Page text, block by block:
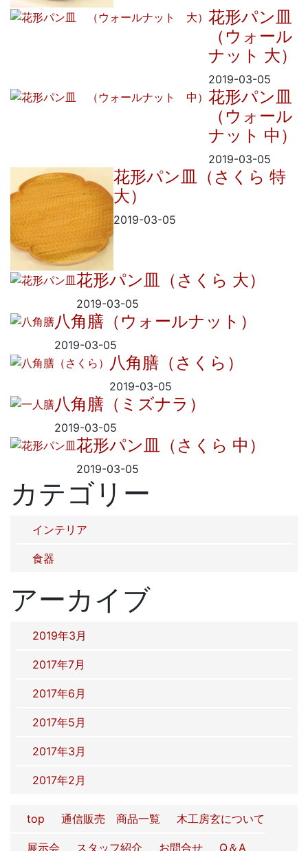
花形パン皿
（ウォール
ナット 大）
2019-03-05
花形パン皿
（ウォール
ナット 中）
2019-03-05
花形パン皿（さくら 特
大）
2019-03-05
花形パン皿（さくら 大）
2019-03-05
八角膳（ウォールナット）
2019-03-05
八角膳（さくら）
2019-03-05
八角膳（ミズナラ）
2019-03-05
花形パン皿（さくら 中）
2019-03-05
カテゴリー
インテリア
食器
アーカイブ
2019年3月
2017年7月
2017年6月
2017年5月
2017年3月
2017年2月
top 通信販売 商品一覧 木工房玄について
展示会 スタッフ紹介 お問合せ Q＆A